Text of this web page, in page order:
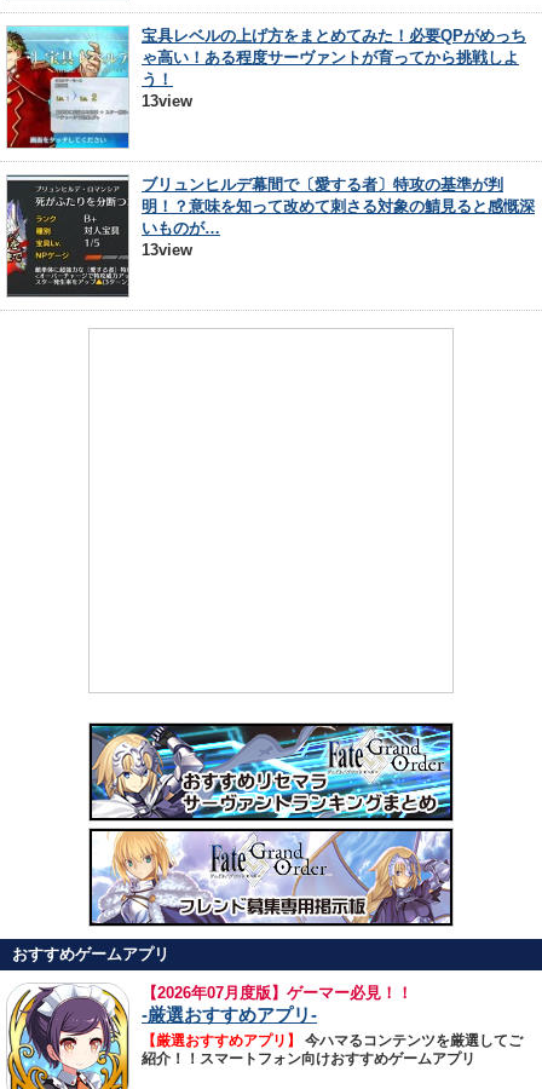
宝具レベルの上げ方をまとめてみた！必要QPがめっち
ゃ高い！ある程度サーヴァントが育ってから挑戦しよ
う！
13view
ブリュンヒルデ幕間で〔愛する者〕特攻の基準が判
明！？意味を知って改めて刺さる対象の鯖見ると感慨深
いものが…
13view
おすすめゲームアプリ
【2026年07月度版】ゲーマー必見！！
-厳選おすすめアプリ-
【厳選おすすめアプリ】
今ハマるコンテンツを厳選してご
紹介！！スマートフォン向けおすすめゲームアプリ